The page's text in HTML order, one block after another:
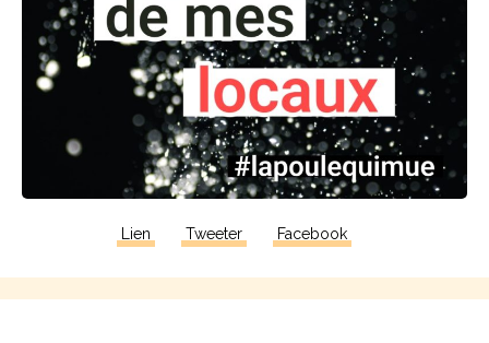
Lien Tweeter Facebook